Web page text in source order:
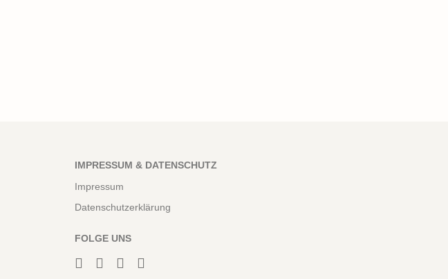
IMPRESSUM & DATENSCHUTZ
Impressum
Datenschutzerklärung
FOLGE UNS